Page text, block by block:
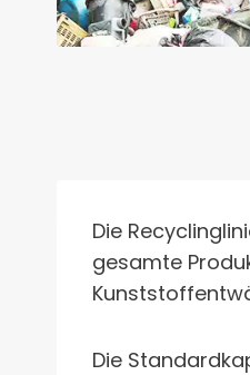
Die
gesamte
Die